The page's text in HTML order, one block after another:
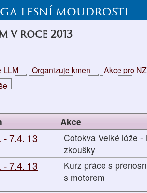
lesní moudrosti
v roce 2013
LLM Organizuje kmen
Akce pro
Akce
- 7.4. 13
Čotokva Velké lóže -
zkoušky
- 7.4. 13
Kurz práce s
s motorem